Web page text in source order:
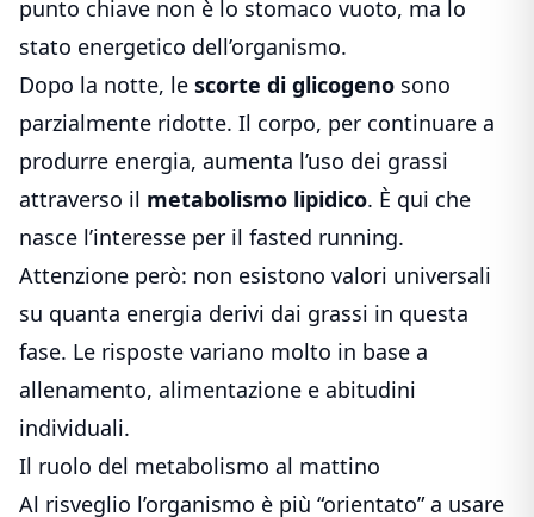
punto chiave non è lo stomaco vuoto, ma lo
stato energetico dell’organismo.
Dopo la notte, le scorte di glicogeno sono
parzialmente ridotte. Il corpo, per continuare a
produrre energia, aumenta l’uso dei grassi
attraverso il metabolismo lipidico. È qui che
nasce l’interesse per il fasted running.
Attenzione però: non esistono valori universali
su quanta energia derivi dai grassi in questa
fase. Le risposte variano molto in base a
allenamento, alimentazione e abitudini
individuali.
Il ruolo del metabolismo al mattino
Al risveglio l’organismo è più “orientato” a usare